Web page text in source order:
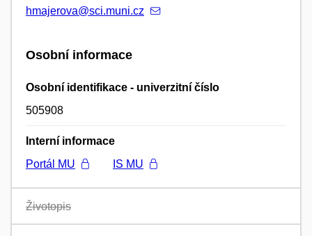
hmajerova@sci.muni.cz
Osobní informace
Osobní identifikace - univerzitní číslo
505908
Interní informace
Portál MU
IS MU
Životopis